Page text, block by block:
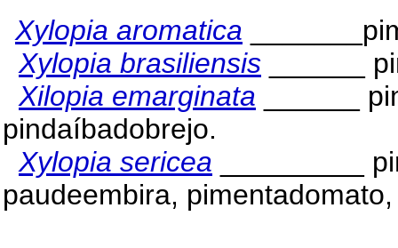
Xylopia aromatica
Xylopia brasiliensis ______
Xilopia emarginata ______
pindaíbadobrejo.
Xylopia sericea _________
paudeembira,